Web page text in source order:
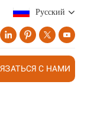
Русский
С НАМИ